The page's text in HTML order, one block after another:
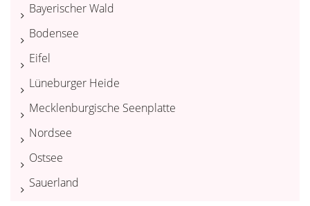
Bayerischer Wald
Bodensee
Eifel
Lüneburger Heide
Mecklenburgische Seenplatte
Nordsee
Ostsee
Sauerland